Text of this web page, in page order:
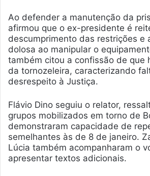
Ao defender a manutenção da
afirmou que o ex-presidente é
descumprimento das restrições e
dolosa ao manipular o
também citou a confissão de que
da tornozeleira, caracterizando
desrespeito à Justiça.
Flávio Dino seguiu o relator,
grupos mobilizados em torno de
demonstraram capacidade de
semelhantes às de 8 de janeiro.
Lúcia também acompanharam o
apresentar textos adicionais.